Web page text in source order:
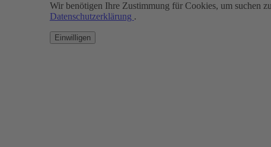
Wir benötigen Ihre Zustimmung für Cookies, um suchen
Datenschutzerklärung .
Einwilligen